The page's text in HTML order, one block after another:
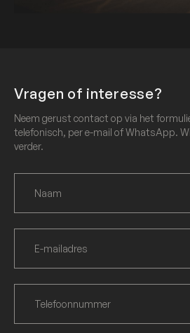
Vragen of interesse?
Neem gerust contact op via het
telefonisch, per e-mail of WhatsApp.
verder.